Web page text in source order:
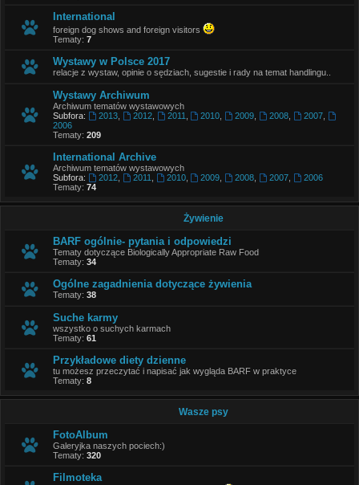
International
foreign dog shows and foreign visitors
Tematy: 7
Wystawy w Polsce 2017
relacje z wystaw, opinie o sędziach, sugestie i rady na temat handlingu..
Wystawy Archiwum
Archiwum tematów wystawowych
Subfora:
2013, 2012, 2011 2010 2009 2008 2007,
2006
Tematy: 209
International Archive
Archiwum tematów wystawowych
Subfora:
2012, 2011 2010, 2009 2008 2007
2006
Tematy: 74
Żywienie
BARF ogólnie- pytania i odpowiedzi
Tematy dotyczące Biologically Appropriate Raw Food
Tematy: 34
Ogólne zagadnienia dotyczące żywienia
Tematy: 38
Suche karmy
wszystko o suchych karmach
Tematy: 61
Przykładowe diety dzienne
tu możesz przeczytać i napisać jak wygląda BARF w praktyce
Tematy: 8
Wasze psy
FotoAlbum
Galeryjka naszych pociech:)
Tematy: 320
Filmoteka